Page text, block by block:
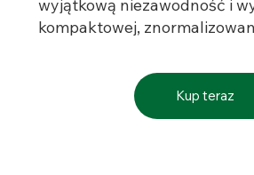
wyjątkową niezawodność i
kompaktowej,
Kup teraz